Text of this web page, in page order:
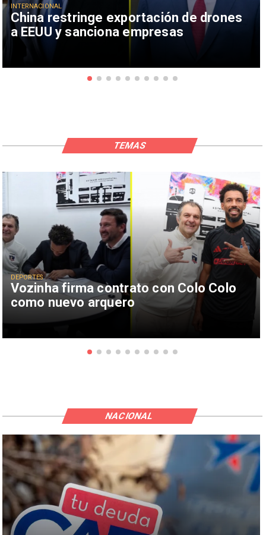
China restringe exportación de drones
a EEUU y sanciona empresas
INTERNACIONAL
Vozinha firma contrato con Colo Colo
como nuevo arquero
DEPORTES
TEMAS
NACIONAL